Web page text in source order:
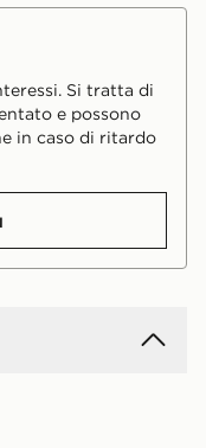
Si tratta di
e possono
in caso di ritardo